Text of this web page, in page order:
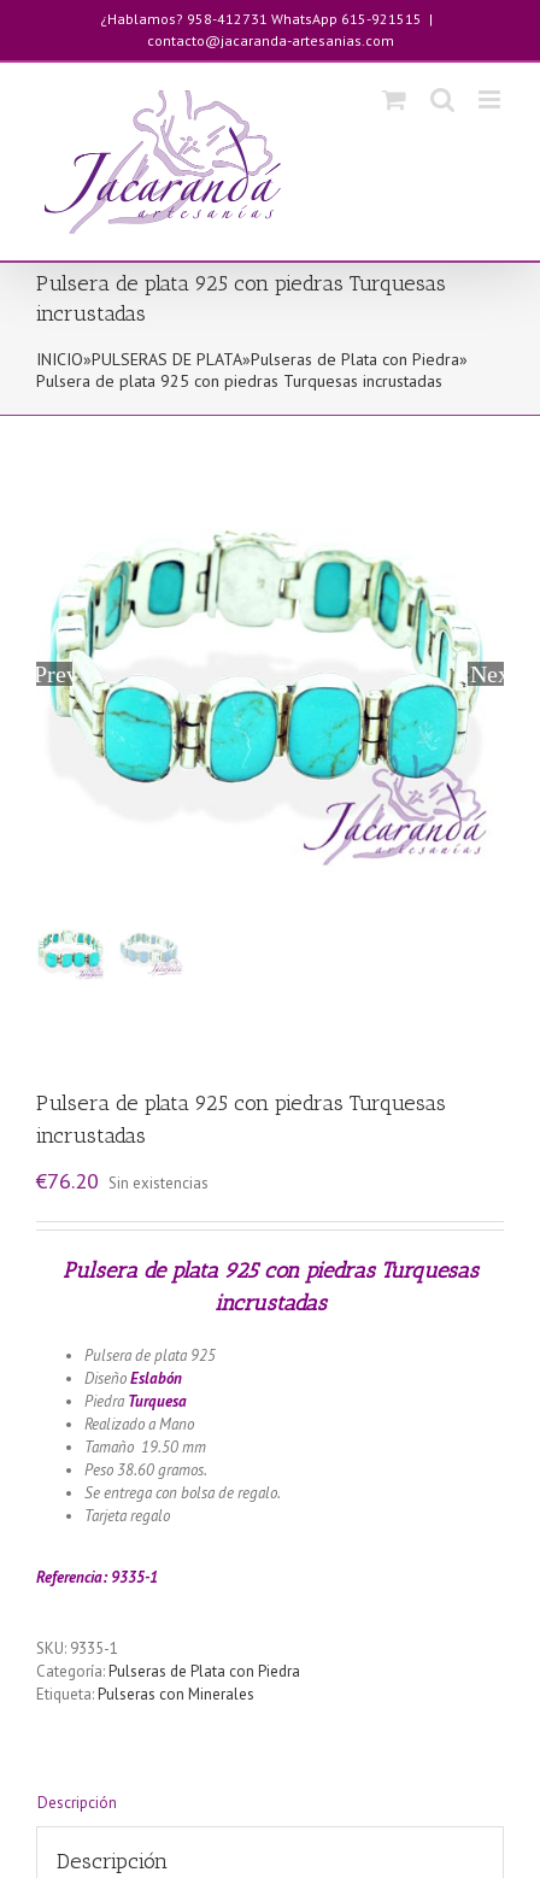
contenido
¿Hablamos? 958-412731 WhatsApp 615-921515 |
contacto@jacaranda-artesanias.com
Pulsera de plata 925 con piedras Turquesas
incrustadas
INICIO»PULSERAS DE PLATA»Pulseras de Plata con Piedra»
Pulsera de plata 925 con piedras Turquesas incrustadas
Previous Next
Pulsera de plata 925 con piedras Turquesas
incrustadas
€76.20 Sin existencias
Pulsera de plata 925 con piedras Turquesas
incrustadas
Pulsera de plata 925
DiseñoEslabón
Piedra Turquesa
Realizado a Mano
Tamaño 19.50 mm
Peso 38.60 gramos.
Se entrega con bolsa de regalo.
Tarjeta regalo
Referencia: 9335-1
SKU: 9335-1
Categoría:Pulseras de Plata con Piedra
Etiqueta:Pulseras con Minerales
Descripción
Descripción